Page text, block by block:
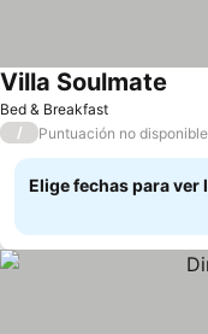
Bed & Breakfast
Villa Soulmate
/ Puntuación no disponible
Elige fechas para